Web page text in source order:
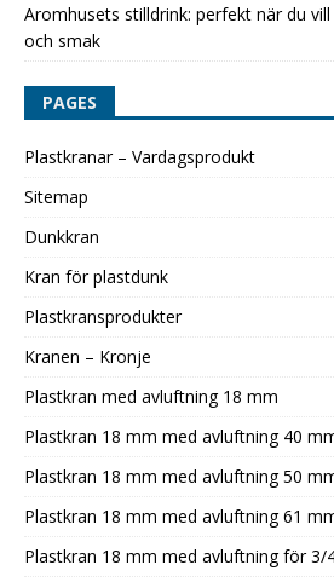
Aromhusets stilldrink: perfekt när du
och smak
PAGES
Plastkranar – Vardagsprodukt
Sitemap
Dunkkran
Kran för plastdunk
Plastkransprodukter
Kranen – Kronje
Plastkran med avluftning 18 mm
Plastkran 18 mm med avluftning 40
Plastkran 18 mm med avluftning 50
Plastkran 18 mm med avluftning 61
Plastkran 18 mm med avluftning för 3/